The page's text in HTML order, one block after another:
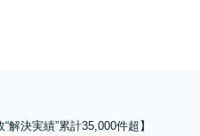
解決実績”累計35,000件超】